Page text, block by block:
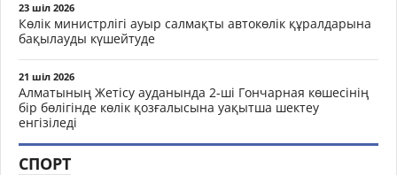
23 шіл 2026
Көлік министрлігі ауыр салмақты автокөлік құралдарына
бақылауды күшейтуде
21 шіл 2026
Алматының Жетісу ауданында 2-ші Гончарная көшесінің
бір бөлігінде көлік қозғалысына уақытша шектеу
енгізіледі
СПОРТ